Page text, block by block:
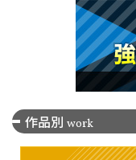
作品別 work